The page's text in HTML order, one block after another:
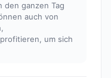
den ganzen Tag
auch von
um sich